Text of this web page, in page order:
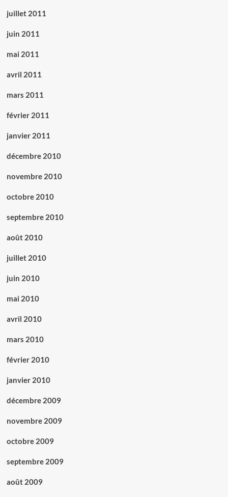
juillet 2011
juin 2011
mai 2011
avril 2011
mars 2011
février 2011
janvier 2011
décembre 2010
novembre 2010
octobre 2010
septembre 2010
août 2010
juillet 2010
juin 2010
mai 2010
avril 2010
mars 2010
février 2010
janvier 2010
décembre 2009
novembre 2009
octobre 2009
septembre 2009
août 2009